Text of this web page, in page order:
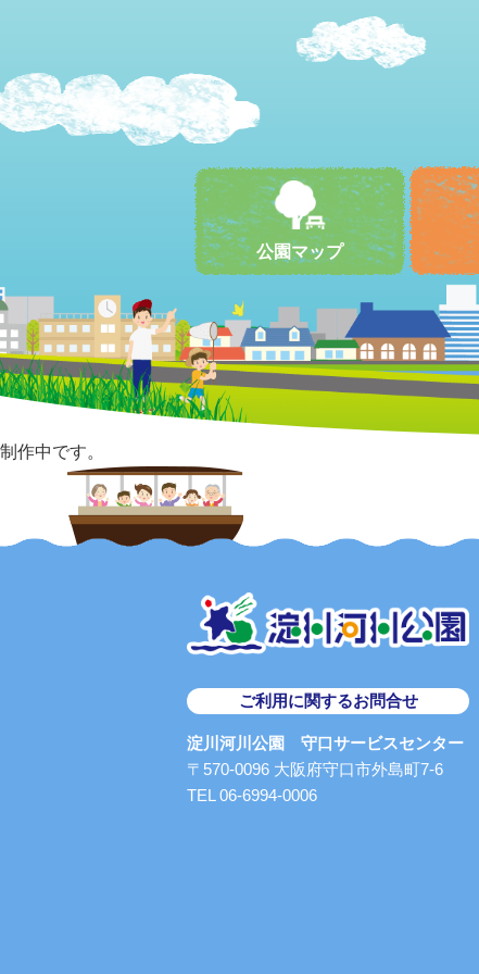
公園マップ
制作中です。
ご利用に関するお問合せ
淀川河川公園 守口サービスセンター
〒570-0096 大阪府守口市外島町7-6
TEL 06-6994-0006